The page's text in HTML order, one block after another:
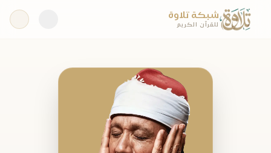
شبكة تلاوة
للقرآن الكريم